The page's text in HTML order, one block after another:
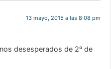
13 mayo, 2015 a las 8:08 pm
desesperados de 2º de